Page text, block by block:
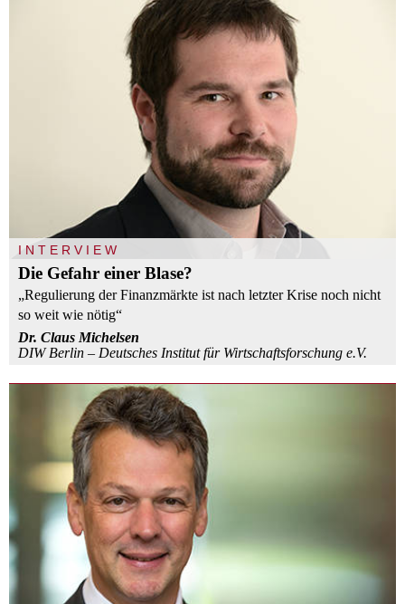
INTERVIEW
Die Gefahr einer Blase?
„Regulierung der Finanzmärkte ist nach letzter Krise noch nicht
so weit wie nötig“
Dr. Claus Michelsen
DIW Berlin – Deutsches Institut für Wirtschaftsforschung e.V.